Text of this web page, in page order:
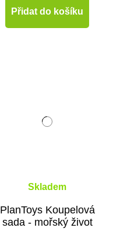
Přidat do košíku
Skladem
PlanToys Koupelová
sada - mořský život